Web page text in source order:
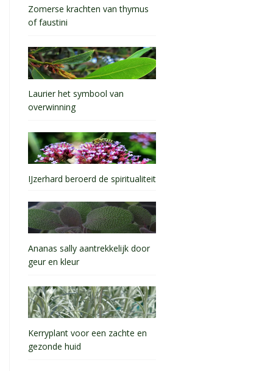
Zomerse krachten van thymus
of faustini
Laurier het symbool van
overwinning
IJzerhard beroerd de spiritualiteit
Ananas sally aantrekkelijk door
geur en kleur
Kerryplant voor een zachte en
gezonde huid